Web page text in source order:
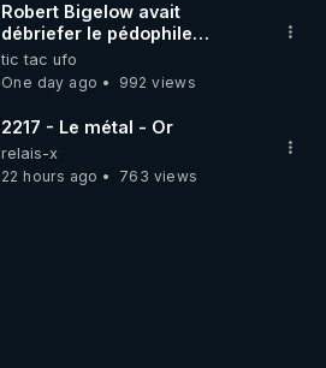
Robert Bigelow avait
débriefer le pédophile
génocidaire de donald j
trump
tic tac ufo
One day ago
992 views
2217 - Le métal - Or
relais-x
22 hours ago
763 views